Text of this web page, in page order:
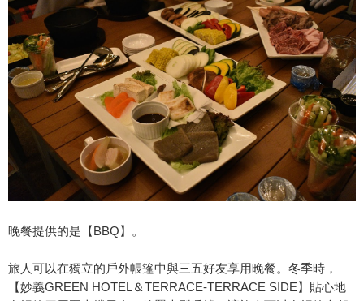
晚餐提供的是【BBQ】。
旅人可以在獨立的戶外帳篷中與三五好友享用晚餐。冬季時，
【妙義GREEN HOTEL＆TERRACE-TERRACE SIDE】貼心地